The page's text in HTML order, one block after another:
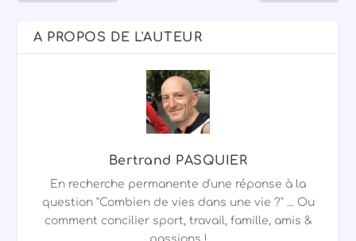
A PROPOS DE L'AUTEUR
Bertrand PASQUIER
En recherche permanente d'une réponse à la
question "Combien de vies dans une vie ?" ... Ou
comment concilier sport, travail, famille, amis &